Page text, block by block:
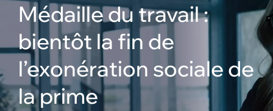
Médaille du travail :
bientôt la fin de
l’exonération sociale de
la prime